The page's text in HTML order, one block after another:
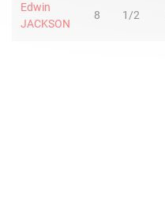
Edwin
JACKSON
8 1/2